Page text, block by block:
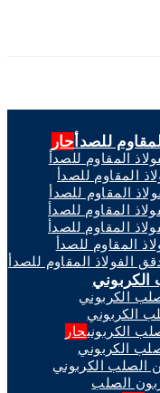
للصدأحار
المقاوم للصدأ
المقاوم للصدأ
المقاوم للصدأ
المقاوم للصدأ
المقاوم للصدأ
المقاوم للصدأ
الفولاذ المقاوم للصدأ
الكربوني
الكربوني
الكربوني
الكربونيحار
الكربوني
الصلب الكربوني
الصلب